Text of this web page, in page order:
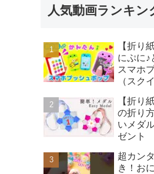
잇 -
人気動画ランキン
【折り
にぷに♪
スマホ
（スク
make
Origami -
折り紙♪
【折り
の折り
いメダ
ゼント
超カン
き！お